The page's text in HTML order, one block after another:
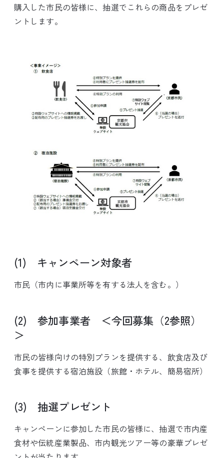
購入した市民の皆様に、抽選でこれらの商品をプレゼ
ントします。
(1) キャンペーン対象者
市民（市内に事業所等を有する法人を含む。）
(2) 参加事業者 ＜今回募集（2参照）
＞
市民の皆様向けの特別プランを提供する、飲食店及び
食事を提供する宿泊施設（旅館・ホテル、簡易宿所）
(3) 抽選プレゼント
キャンペーンに参加した市民の皆様に、抽選で市内産
食材や伝統産業製品、市内観光ツアー等の豪華プレゼ